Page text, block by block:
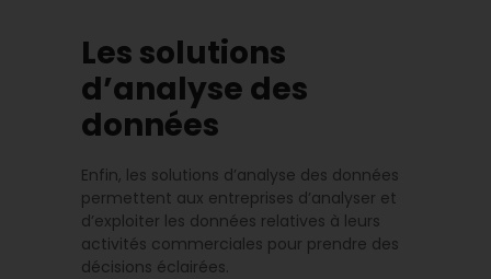
Les solutions
d’analyse des
données
Enfin, les solutions d’analyse des données
permettent aux entreprises d’analyser et
d’exploiter les données relatives à leurs
activités commerciales pour prendre des
décisions éclairées.